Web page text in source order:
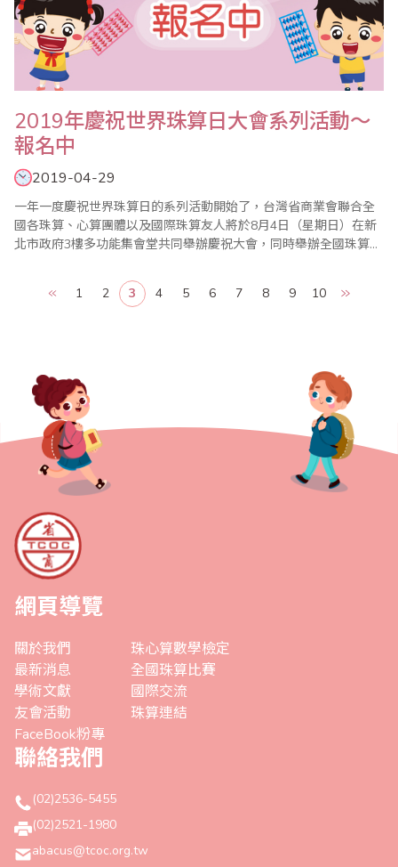
2019年慶祝世界珠算日大會系列活動～
報名中
2019-04-29
一年一度慶祝世界珠算日的系列活動開始了，台灣省商業會聯合全
國各珠算、心算團體以及國際珠算友人將於8月4日（星期日）在新
北市政府3樓多功能集會堂共同舉辦慶祝大會，同時舉辦全國珠算比
暨國際觀摩賽等系列活動，歡迎踴躍報名參加。 ＊2019年全國珠算
比賽暨國際邀請賽 ＊2019年全國心算比賽暨國際邀請賽 ＊2019年
1 2 3 4 5 6 7 8 9 10
網頁導覽
關於我們
最新消息
學術文獻
友會活動
FaceBook粉專
珠心算數學檢定
全國珠算比賽
國際交流
珠算連結
聯絡我們
(02)2536-5455
(02)2521-1980
abacus@tcoc.org.tw